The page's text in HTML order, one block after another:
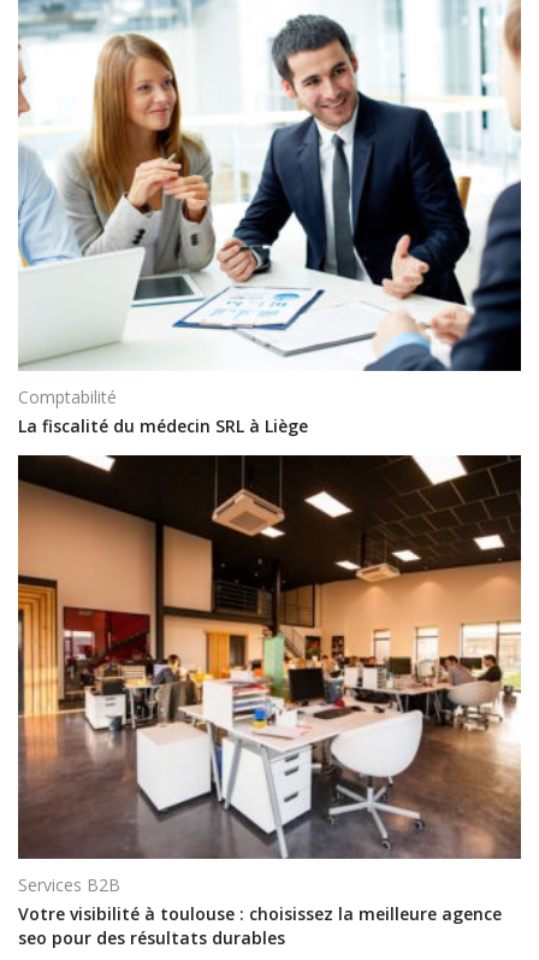
Comptabilité
La fiscalité du médecin SRL à Liège
Services B2B
Votre visibilité à toulouse : choisissez la meilleure agence
seo pour des résultats durables